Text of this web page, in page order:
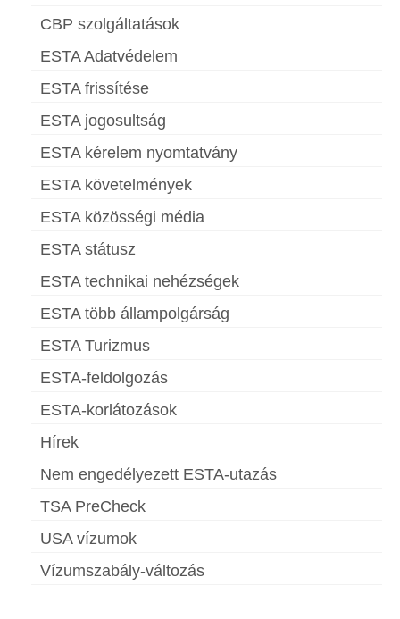
CBP szolgáltatások
ESTA Adatvédelem
ESTA frissítése
ESTA jogosultság
ESTA kérelem nyomtatvány
ESTA követelmények
ESTA közösségi média
ESTA státusz
ESTA technikai nehézségek
ESTA több állampolgárság
ESTA Turizmus
ESTA-feldolgozás
ESTA-korlátozások
Hírek
Nem engedélyezett ESTA-utazás
TSA PreCheck
USA vízumok
Vízumszabály-változás